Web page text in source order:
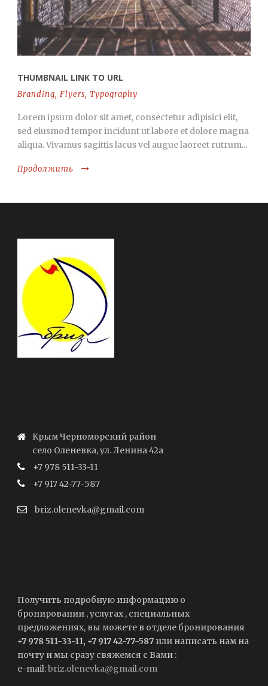
THUMBNAIL LINK TO URL
Branding, Flyers, Typography
Lorem ipsum dolor sit amet, consectetur adipisici elit,
sed eiusmod tempor incidunt ut labore et dolore magna
aliqua. Vivamus sagittis lacus vel augue laoreet rutrum...
Продолжить
Крым Черноморский район
село Оленевка, ул. Ленина 42а
+7 978 511-33-11
+7 917 42-77-587
briz.olenevka@gmail.com
Получить подробную информацию о
бронировании , услугах , специальных
предложениях, вы можете в отделе бронирования
+7 978 511-33-11, +7 917 42-77-587 или написать нам на
почту и мы сразу свяжемся с Вами :
e-mail:briz.olenevka@gmail.com